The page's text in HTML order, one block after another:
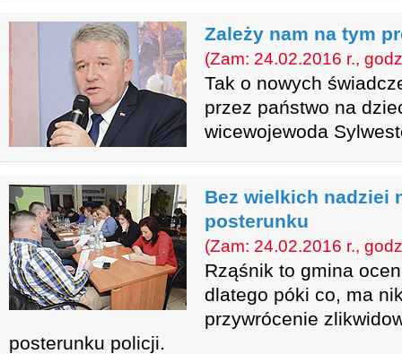
Zależy nam na tym
(Zam: 24.02.2016 r.,
Tak o nowych
przez państwo na
wicewojewoda
Bez wielkich nadziei
posterunku
(Zam: 24.02.2016 r.,
Rząśnik to gmina
dlatego póki co, ma
przywrócenie
posterunku policji.